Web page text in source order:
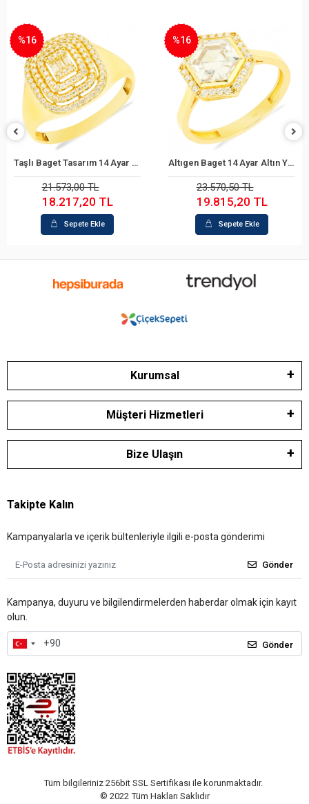
Sepete Ekle
%16
23.570,50 TL
19.815,20 TL
Sepete Ekle
Sepete Ekle
%22
33.558,00 TL
26.287,10 TL
Sepete Ekle
Kurumsal
Müşteri Hizmetleri
Bize Ulaşın
Takipte Kalın
Kampanyalarla ve içerik bültenleriyle ilgili e-posta gönderimi
Gönder
Kampanya, duyuru ve bilgilendirmelerden haberdar olmak için kayıt
olun.
Gönder
Tüm bilgileriniz 256bit SSL Sertifikası ile korunmaktadır.
© 2022 Tüm Hakları Saklıdır